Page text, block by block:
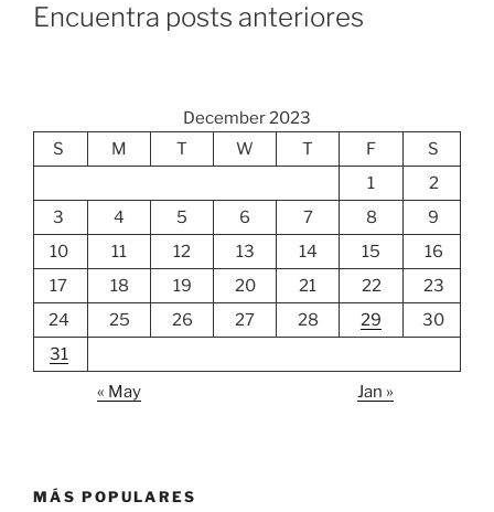
Encuentra posts anteriores
December 2023
S
M T W T F
S
1
2
3
4 5 6 7 8
9
10
11 12 13 14 15
16
17
18 19 20 21 22
23
24
25 26 27 28 29
30
31
« May
Jan »
MÁS POPULARES